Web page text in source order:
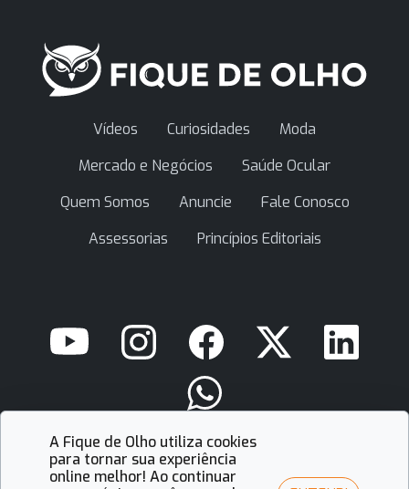
Vídeos Curiosidades
Moda
Mercado e Negócios
Saúde Ocular
Quem Somos
Anuncie
Fale Conosco
Assessorias
Princípios Editoriais
contato@fiquedeolho.com.br
A Fique de Olho utiliza cookies
para tornar sua experiência
online melhor! Ao continuar